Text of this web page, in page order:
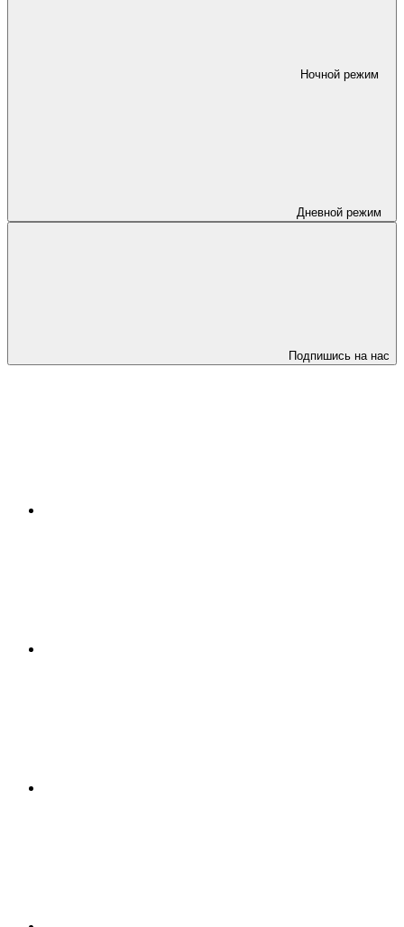
Ночной режим
Дневной режим
Подпишись на нас